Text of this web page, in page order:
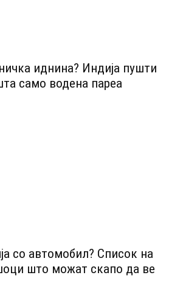
иднина? Индија пушти
само водена пареа
со автомобил? Список на
што можат скапо да ве